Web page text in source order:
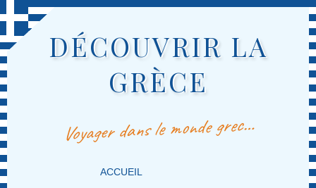
DÉCOUVRIR LA
GRÈCE
Voyager dans le monde grec…
MENU PRINCIPAL
MASQUER LA NAVIGATION PRINCIPALE
MASQUER LA NAVIGATION SECONDAIRE
ACCUEIL